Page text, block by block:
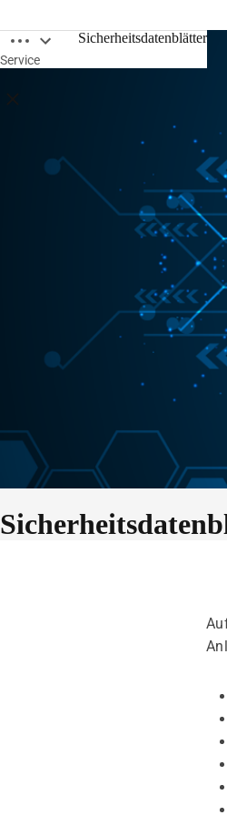
Breadcrumbs öffnen
Service
Sicherheitsdatenblätter